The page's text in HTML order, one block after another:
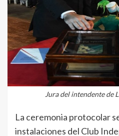
Jura del intendente de
La ceremonia protocolar
instalaciones del Club